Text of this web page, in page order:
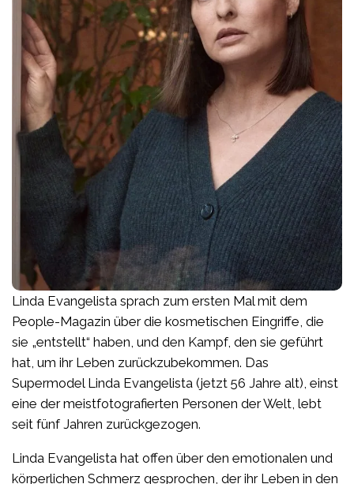
Linda Evangelista sprach zum ersten Mal mit dem
People-Magazin über die kosmetischen Eingriffe, die
sie „entstellt“ haben, und den Kampf, den sie geführt
hat, um ihr Leben zurückzubekommen. Das
Supermodel Linda Evangelista (jetzt 56 Jahre alt), einst
eine der meistfotografierten Personen der Welt, lebt
seit fünf Jahren zurückgezogen.
Linda Evangelista hat offen über den emotionalen und
körperlichen Schmerz gesprochen, der ihr Leben in den